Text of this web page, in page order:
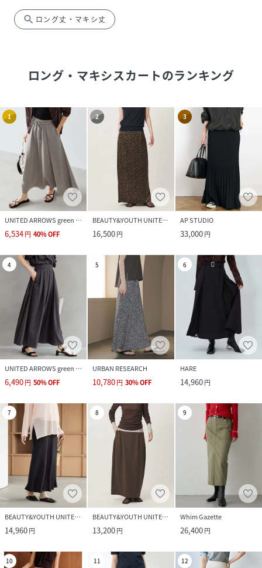
search ロング丈・マキシ丈
ロング・マキシスカートのランキング
1
UNITED ARROWS green label relaxing
6,534円 40%OFF
2
BEAUTY&YOUTH UNITED ARROWS
16,500円
3
AP STUDIO
33,000円
4
UNITED ARROWS green label relaxing
6,490円 50%OFF
5
URBAN RESEARCH
10,780円 30%OFF
6
HARE
14,960円
7
BEAUTY&YOUTH UNITED ARROWS
14,960円
8
BEAUTY&YOUTH UNITED ARROWS
13,200円
9
Whim Gazette
26,400円
10 11 12